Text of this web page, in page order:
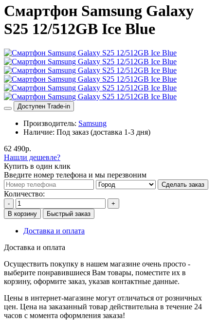
Смартфон Samsung Galaxy
S25 12/512GB Ice Blue
Доступен Trade-in
Производитель: Samsung
Наличие: Под заказ (доставка 1-3 дня)
62 490р.
Нашли дешевле?
Купить в один клик
Введите номер телефона и мы перезвоним
Сделать заказ
Количество:
-
+
В корзину
Быстрый заказ
Доставка и оплата
Доставка и оплата
Осуществить покупку в нашем магазине очень просто -
выберите понравившиеся Вам товары, поместите их в
корзину, оформите заказ, указав контактные данные.
Цены в интернет-магазине могут отличаться от розничных
цен. Цена на заказанный товар действительна в течение 24
часов с момента оформления заказа!